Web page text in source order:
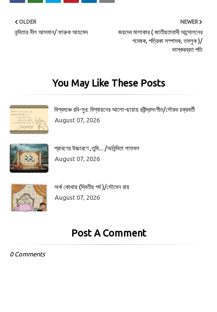
NEWER
জয়দেব মালাকার ( জাতীয়তাবাদী আন্দোলনের
গবেষক, পত্রিকা সম্পাদক, তমলুক )/
ভাস্করব্রত পতি
OLDER
নন্দিতার নীল আসমান/ ফারুক আহমেদ
You May Like These Posts
বিশ্বমঞ্চে রবি-সুর: বিশ্বায়নের আলো-ছায়ায় রবীন্দ্রসংগীত/সৌরভ চক্রবর্তী
August 07, 2026
শ্রাবণের উচ্চারণে ,তুমি... /অনিন্দিতা শাসমল
August 07, 2026
অর্ক কোথায় (দ্বিতীয় পর্ব )/সৌমেন রায়
August 07, 2026
Post A Comment
0 Comments